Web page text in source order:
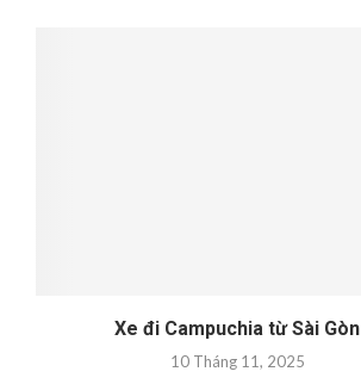
Xe đi Campuchia từ Sài Gòn
10 Tháng 11, 2025